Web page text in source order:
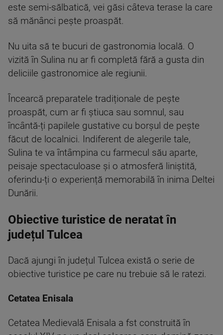
este semi-sălbatică, vei găsi câteva terase la care
să mănânci pește proaspăt.
Nu uita să te bucuri de gastronomia locală. O
vizită în Sulina nu ar fi completă fără a gusta din
deliciile gastronomice ale regiunii.
Încearcă preparatele tradiționale de pește
proaspăt, cum ar fi știuca sau somnul, sau
încântă-ți papilele gustative cu borșul de pește
făcut de localnici. Indiferent de alegerile tale,
Sulina te va întâmpina cu farmecul său aparte,
peisaje spectaculoase și o atmosferă liniștită,
oferindu-ți o experiență memorabilă în inima Deltei
Dunării.
Obiective turistice de neratat în
județul Tulcea
Dacă ajungi în județul Tulcea există o serie de
obiective turistice pe care nu trebuie să le ratezi.
Cetatea Enisala
Cetatea Medievală Enisala a fst construită în